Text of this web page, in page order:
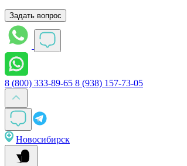
Задать вопрос
8 (800) 333-89-65 8 (938) 157-73-05
Новосибирск